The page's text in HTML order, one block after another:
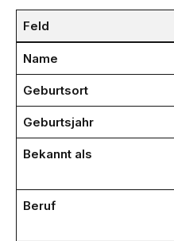
Feld
Name
Geburtsort
Geburtsjahr
Bekannt als
Beruf